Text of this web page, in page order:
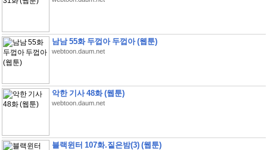
남남 55화 두껍아 두껍아 (웹툰)
webtoon.daum.net
악한 기사 48화 (웹툰)
webtoon.daum.net
블랙윈터 107화.짙은밤(3) (웹툰)